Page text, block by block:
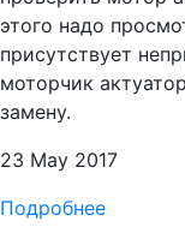
этого надо
присутствует
моторчик
замену.
23 May 2017
Подробнее